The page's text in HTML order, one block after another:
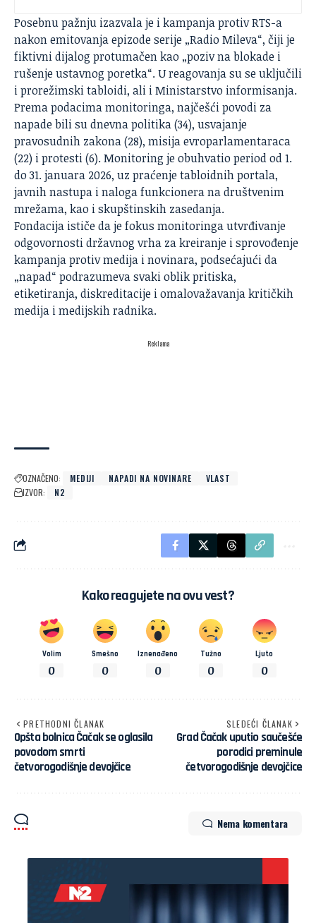
Posebnu pažnju izazvala je i kampanja protiv RTS-a
nakon emitovanja epizode serije „Radio Mileva“, čiji je
fiktivni dijalog protumačen kao „poziv na blokade i
rušenje ustavnog poretka“. U reagovanja su se uključili
i prorežimski tabloidi, ali i Ministarstvo informisanja.
Prema podacima monitoringa, najčešći povodi za
napade bili su dnevna politika (34), usvajanje
pravosudnih zakona (28), misija evroparlamentaraca
(22) i protesti (6). Monitoring je obuhvatio period od 1.
do 31. januara 2026, uz praćenje tabloidnih portala,
javnih nastupa i naloga funkcionera na društvenim
mrežama, kao i skupštinskih zasedanja.
Fondacija ističe da je fokus monitoringa utvrđivanje
odgovornosti državnog vrha za kreiranje i sprovođenje
kampanja protiv medija i novinara, podsećajući da
„napad“ podrazumeva svaki oblik pritiska,
etiketiranja, diskreditacije i omalovažavanja kritičkih
medija i medijskih radnika.
Reklama
OZNAČENO: MEDIJI NAPADI NA NOVINARE
VLAST
IZVOR:
N2
Kako reagujete na ovu vest?
Volim
0
Smešno
0
Iznenađeno
0
Tužno
0
Ljuto
0
PRETHODNI ČLANAK
Opšta bolnica Čačak se oglasila
povodom smrti
četvorogodišnje devojčice
SLEDEĆI ČLANAK
Grad Čačak uputio saučešće
porodici preminule
četvorogodišnje devojčice
Nema komentara